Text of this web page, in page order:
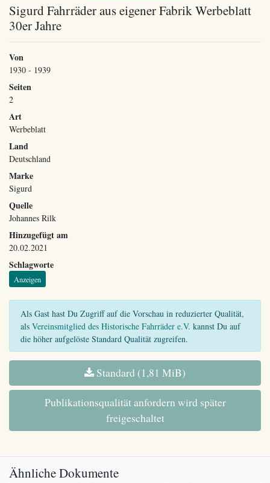
Sigurd Fahrräder aus eigener Fabrik Werbeblatt
30er Jahre
Von
1930 - 1939
Seiten
2
Art
Werbeblatt
Land
Deutschland
Marke
Sigurd
Quelle
Johannes Rilk
Hinzugefügt am
20.02.2021
Schlagworte
Anzeigen
Als Gast hast Du Zugriff auf die Vorschau in reduzierter Qualität,
als Vereinsmitglied des Historische Fahrräder e.V. kannst Du auf
die höher aufgelöste Standard Qualität zugreifen.
Standard (1,81 MiB)
Publikationsqualität anfordern wird später
freigeschaltet
Ähnliche Dokumente